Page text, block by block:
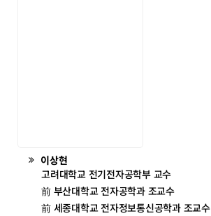
이상현
고려대학교 전기전자공학부 교수
前 부산대학교 전자공학과 조교수
前 세종대학교 전자정보통신공학과 조교수